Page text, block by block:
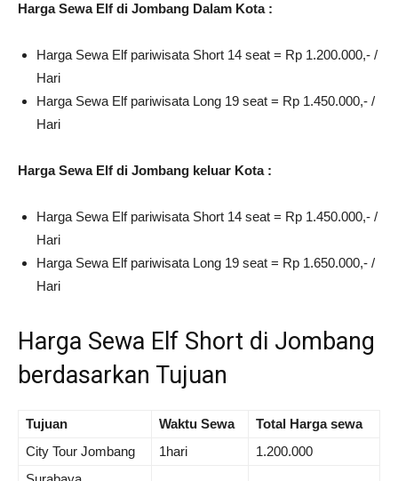
Harga Sewa Elf di Jombang Dalam Kota :
Harga Sewa Elf pariwisata Short 14 seat = Rp 1.200.000,- /
Hari
Harga Sewa Elf pariwisata Long 19 seat = Rp 1.450.000,- /
Hari
Harga Sewa Elf di Jombang keluar Kota :
Harga Sewa Elf pariwisata Short 14 seat = Rp 1.450.000,- /
Hari
Harga Sewa Elf pariwisata Long 19 seat = Rp 1.650.000,- /
Hari
Harga Sewa Elf Short di Jombang
berdasarkan Tujuan
Tujuan Waktu Sewa
Total Harga sewa
City Tour Jombang
1hari
1.200.000